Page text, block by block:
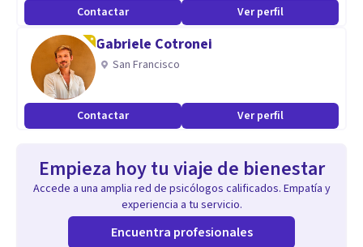
Contactar Ver perfil
Gabriele Cotronei
San Francisco
Contactar Ver perfil
Empieza hoy tu viaje de bienestar
Accede a una amplia red de psicólogos calificados. Empatía y
experiencia a tu servicio.
Encuentra profesionales